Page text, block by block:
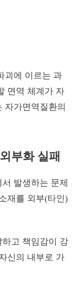
괴에 이르는 과
면역 체계가 자
자가면역질환의
부화 실패
발생하는 문제
재를 외부(타인)
고 책임감이 강
신의 내부로 가